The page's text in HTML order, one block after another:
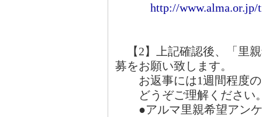
http://
【2】上記確認後、「里
募をお願い致します。
お返事には1週間程度の
どうぞご理解ください
●アルマ里親希望アンケ